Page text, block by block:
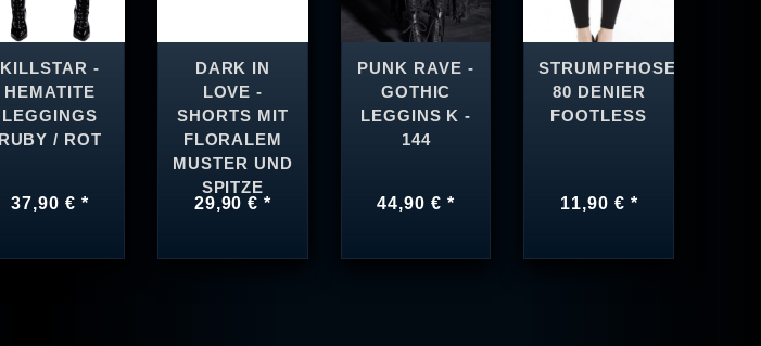
KILLSTAR -
HEMATITE
LEGGINGS
RUBY / ROT
37,90 € *
DARK IN
LOVE -
SHORTS MIT
FLORALEM
MUSTER UND
SPITZE
29,90 € *
PUNK RAVE -
GOTHIC
LEGGINS K -
144
44,90 € *
STRUMPFHOSE
80 DENIER
FOOTLESS
11,90 € *